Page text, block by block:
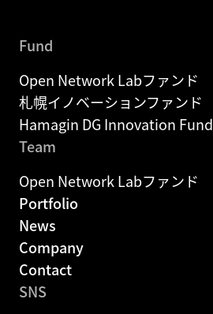
DG Innovation Fund
EN
Fund
Open Network Labファンド
札幌イノベーションファンド
Hamagin DG Innovation Fund
Team
Open Network Labファンド
Portfolio
News
Company
Contact
SNS